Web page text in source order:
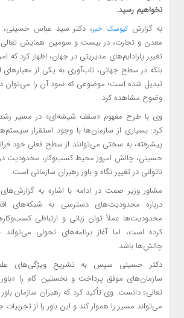
نخواهیم رسید.
به گزارشکیوسک خبر، دکتر سید عباس حسینی،
معدن و تجارت، در بیست و سومین همایش تعالی
تغییر پارادایم‌های مدیریتی در جهان، اظهار کرد که
بلکه در سطح جهانی، تاب‌آوری به یکی از معیارهای
تبدیل شده است؛ موضوعی که نمود آن را می‌توان
وضوح مشاهده کرد.
وی با طرح مفهوم «سقف شیشه‌ای» در مسیر رشد
کرد: بسیاری از سازمان‌ها با وجود استقرار
پیشرفته، به سختی می‌توانند از سطح فعلی خود
حسینی، چالش امروز محیط کسب‌وکار، محدودیت در
ناتوانی در تغییر نگاه و باور رهبران سازمانی است.
مشاور وزیر صمت در ادامه با اشاره به گزارش‌های
درباره محدودیت‌های دسترسی به شبکه‌های
محدودیت‌ها عملاً توان زبانی و ارتباطی
کرده است، اما آغاز برنامه‌های تحولی
چالش‌ها باشد.
دکتر حسینی سپس به تشریح ویژگی‌های
سازمان‌های موفق پرداخت و نخستین گام را
تعالی» دانست. وی تأکید کرد که رهبران سازمان باور
می‌تواند مسیر را هموار کند و این باور را از